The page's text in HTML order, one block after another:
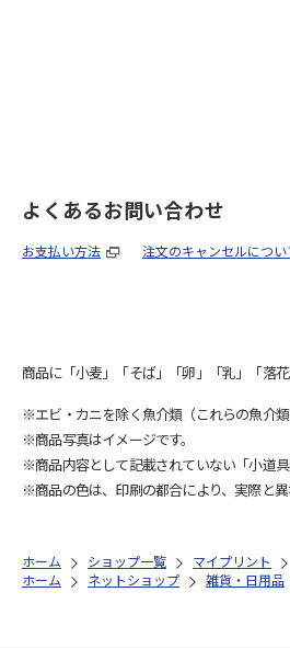
よくあるお問い合わせ
お支払い方法 注文のキャンセルについ
商品に「小麦」「そば」「卵」「乳」「落
※エビ・カニを除く魚介類（これらの魚介
※商品写真はイメージです。
※商品内容として記載されていない「小道
※商品の色は、印刷の都合により、実際と異
ホーム ショップ一覧 マイプリント
ホーム
ネットショップ 雑貨・日用品